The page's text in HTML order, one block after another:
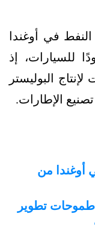
في أوغندا
للسيارات، إذ
البوليستر
الإطارات.
أوغندا من
تطوير